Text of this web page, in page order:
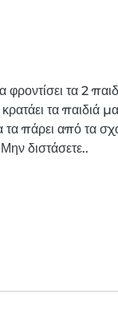
τα 2
τα παιδιά
τα πάρει από τα
διστάσετε..